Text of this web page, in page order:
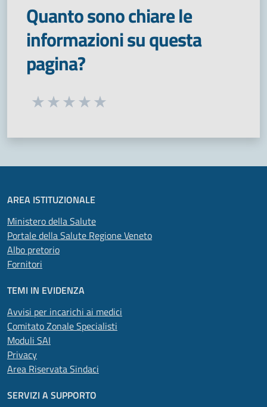
Quanto sono chiare le
informazioni su questa
pagina?
Seleziona una valutazione da 1 a 5 stelle
AREA ISTITUZIONALE
Ministero della Salute
Portale della Salute Regione Veneto
Albo pretorio
Fornitori
TEMI IN EVIDENZA
Avvisi per incarichi ai medici
Comitato Zonale Specialisti
Moduli SAI
Privacy
Area Riservata Sindaci
SERVIZI A SUPPORTO